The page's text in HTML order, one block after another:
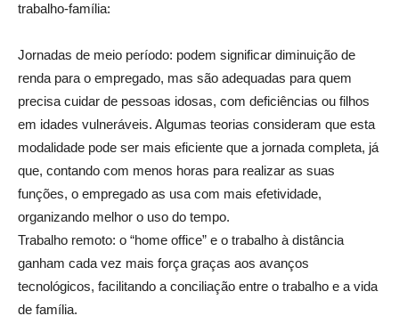
trabalho-família:
Jornadas de meio período: podem significar diminuição de
renda para o empregado, mas são adequadas para quem
precisa cuidar de pessoas idosas, com deficiências ou filhos
em idades vulneráveis. Algumas teorias consideram que esta
modalidade pode ser mais eficiente que a jornada completa, já
que, contando com menos horas para realizar as suas
funções, o empregado as usa com mais efetividade,
organizando melhor o uso do tempo.
Trabalho remoto: o “home office” e o trabalho à distância
ganham cada vez mais força graças aos avanços
tecnológicos, facilitando a conciliação entre o trabalho e a vida
de família.